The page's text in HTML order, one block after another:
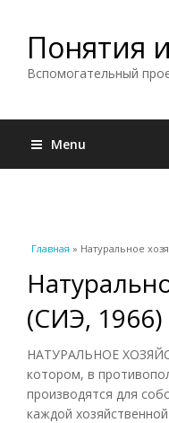
Понятия
Вспомогательный
Menu
Вы здесь
Главная » Натуральное
(СИЭ, 1966)
НАТУРАЛЬНОЕ
котором, в
производятся для
каждой